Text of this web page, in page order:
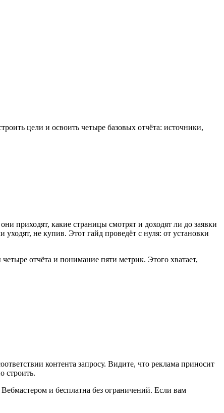
цели и освоить четыре базовых отчёта: источники,
приходят, какие страницы смотрят и доходят ли до заявки
не купив. Этот гайд проведёт с нуля: от установки
отчёта и понимание пяти метрик. Этого хватает,
контента запросу. Видите, что реклама приносит
строить.
и бесплатна без ограничений. Если вам